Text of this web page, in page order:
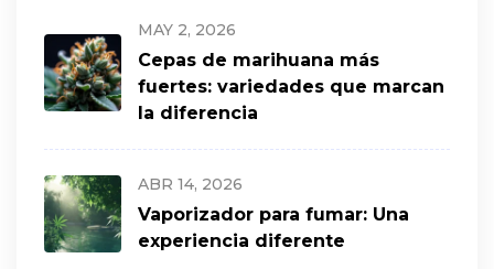
MAY 2, 2026
Cepas de marihuana más
fuertes: variedades que marcan
la diferencia
ABR 14, 2026
Vaporizador para fumar: Una
experiencia diferente